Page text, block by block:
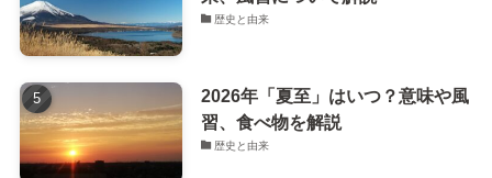
歴史と由来
2026年「夏至」はいつ？意味や風
習、食べ物を解説
歴史と由来